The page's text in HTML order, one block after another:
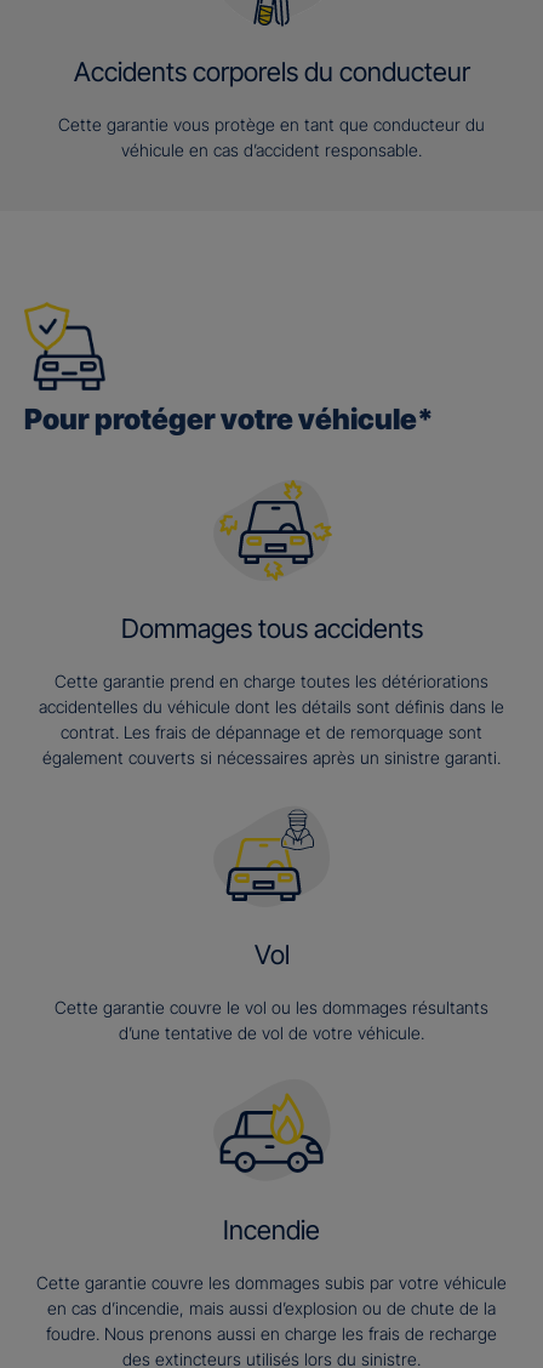
Accidents corporels du conducteur
Cette garantie vous protège en tant que conducteur du
véhicule en cas d’accident responsable.
Pour protéger votre véhicule*
Dommages tous accidents
Cette garantie prend en charge toutes les détériorations
accidentelles du véhicule dont les détails sont définis dans le
contrat. Les frais de dépannage et de remorquage sont
également couverts si nécessaires après un sinistre garanti.
Vol
Cette garantie couvre le vol ou les dommages résultants
d’une tentative de vol de votre véhicule.
Incendie
Cette garantie couvre les dommages subis par votre véhicule
en cas d’incendie, mais aussi d’explosion ou de chute de la
foudre. Nous prenons aussi en charge les frais de recharge
des extincteurs utilisés lors du sinistre.